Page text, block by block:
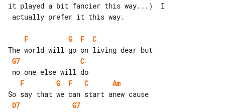
it played a bit fancier this way...)  I
F G F
C
G7
C
F
G F C
Am
D7
G7